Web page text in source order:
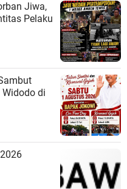
Jiwa,
Pelaku
Widodo di